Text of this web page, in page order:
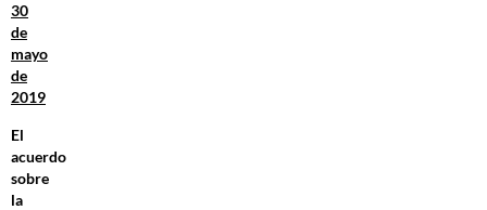
30
de
mayo
de
2019
El
acuerdo
sobre
la